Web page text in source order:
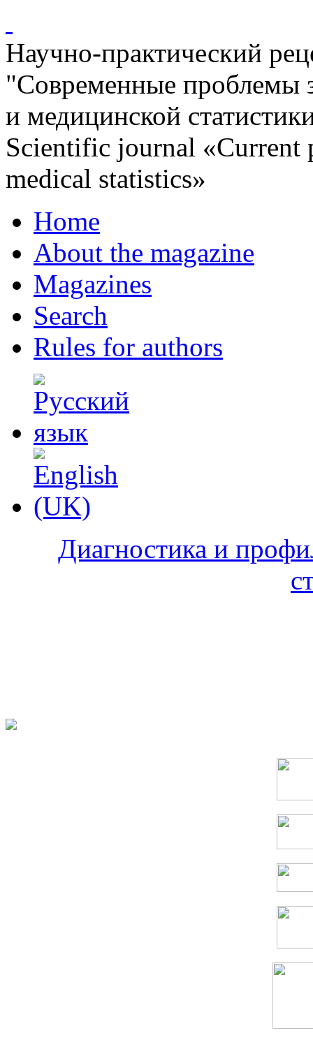
Научно-практический
"Современные проблемы
и медицинской
Scientific journal «Current
medical statistics»
Home
About the magazine
Magazines
Search
Rules for authors
Диагностика и